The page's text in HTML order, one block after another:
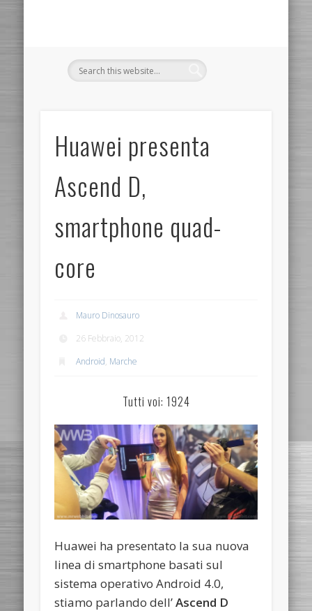
Huawei presenta
Ascend D,
smartphone quad-
core
Mauro Dinosauro
26 Febbraio, 2012
Android, Marche
Tutti voi: 1924
Huawei ha presentato la sua nuova
linea di smartphone basati sul
sistema operativo Android 4.0,
stiamo parlando dell’Ascend D